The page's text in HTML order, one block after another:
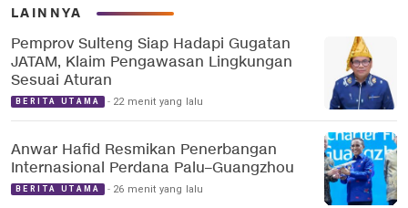
LAINNYA
Pemprov Sulteng Siap Hadapi Gugatan
JATAM, Klaim Pengawasan Lingkungan
Sesuai Aturan
BERITA UTAMA 22 menit yang lalu
Anwar Hafid Resmikan Penerbangan
Internasional Perdana Palu–Guangzhou
BERITA UTAMA 26 menit yang lalu